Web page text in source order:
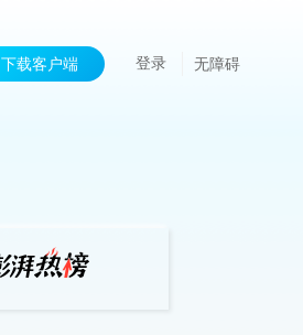
下载客户端 登录 无障碍